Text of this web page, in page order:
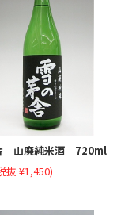
山廃純米酒 720ml
抜 ¥1,450)